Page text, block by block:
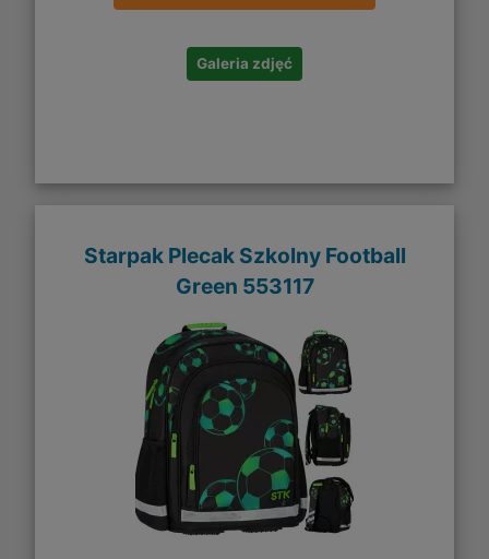
Galeria zdjęć
Starpak Plecak Szkolny Football
Green 553117